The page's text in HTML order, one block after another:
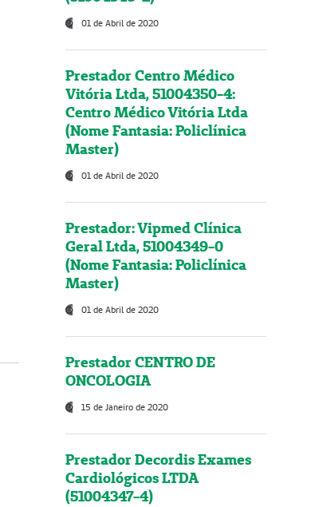
01 de Abril de 2020
Prestador Centro Médico
Vitória Ltda, 51004350-4:
Centro Médico Vitória Ltda
(Nome Fantasia: Policlínica
Master)
01 de Abril de 2020
Prestador: Vipmed Clínica
Geral Ltda, 51004349-0
(Nome Fantasia: Policlínica
Master)
01 de Abril de 2020
Prestador CENTRO DE
ONCOLOGIA
15 de Janeiro de 2020
Prestador Decordis Exames
Cardiológicos LTDA
(51004347-4)